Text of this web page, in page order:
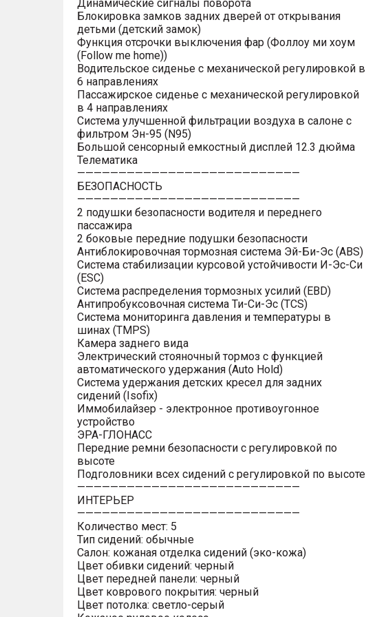
Динамические сигналы поворота
Блокировка замков задних дверей от открывания
детьми (детский замок)
Функция отсрочки выключения фар (Фоллоу ми хоум
(Follow me home))
Водительское сиденье с механической регулировкой в
6 направлениях
Пассажирское сиденье с механической регулировкой
в 4 направлениях
Система улучшенной фильтрации воздуха в салоне с
фильтром Эн-95 (N95)
Большой сенсорный емкостный дисплей 12.3 дюйма
Телематика
———————————————————————————
БЕЗОПАСНОСТЬ
———————————————————————————
2 подушки безопасности водителя и переднего
пассажира
2 боковые передние подушки безопасности
Антиблокировочная тормозная система Эй-Би-Эс (ABS)
Система стабилизации курсовой устойчивости И-Эс-Си
(ESC)
Система распределения тормозных усилий (EBD)
Антипробуксовочная система Ти-Си-Эс (TCS)
Система мониторинга давления и температуры в
шинах (TMPS)
Камера заднего вида
Электрический стояночный тормоз с функцией
автоматического удержания (Auto Hold)
Система удержания детских кресел для задних
сидений (Isofix)
Иммобилайзер - электронное противоугонное
устройство
ЭРА-ГЛОНАСС
Передние ремни безопасности с регулировкой по
высоте
Подголовники всех сидений с регулировкой по высоте
———————————————————————————
ИНТЕРЬЕР
———————————————————————————
Количество мест: 5
Тип сидений: обычные
Салон: кожаная отделка сидений (эко-кожа)
Цвет обивки сидений: черный
Цвет передней панели: черный
Цвет коврового покрытия: черный
Цвет потолка: светло-серый